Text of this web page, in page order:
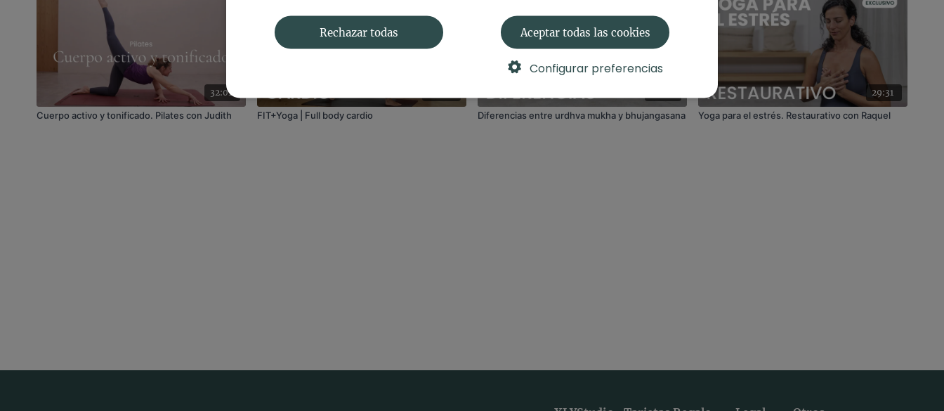
32:01
Cuerpo activo y tonificado. Pilates con Judith FIT+Yoga | Full body cardio Diferencias entre urdhva mukha y bhujangasana
29:31
Yoga para el estrés. Restaurativo con Raquel
Rechazar todas Aceptar todas las cookies
Configurar preferencias